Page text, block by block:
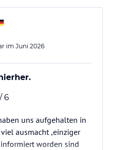
im Juni 2026
/ 6
uns aufgehalten in
ausmacht ,einziger
worden sind